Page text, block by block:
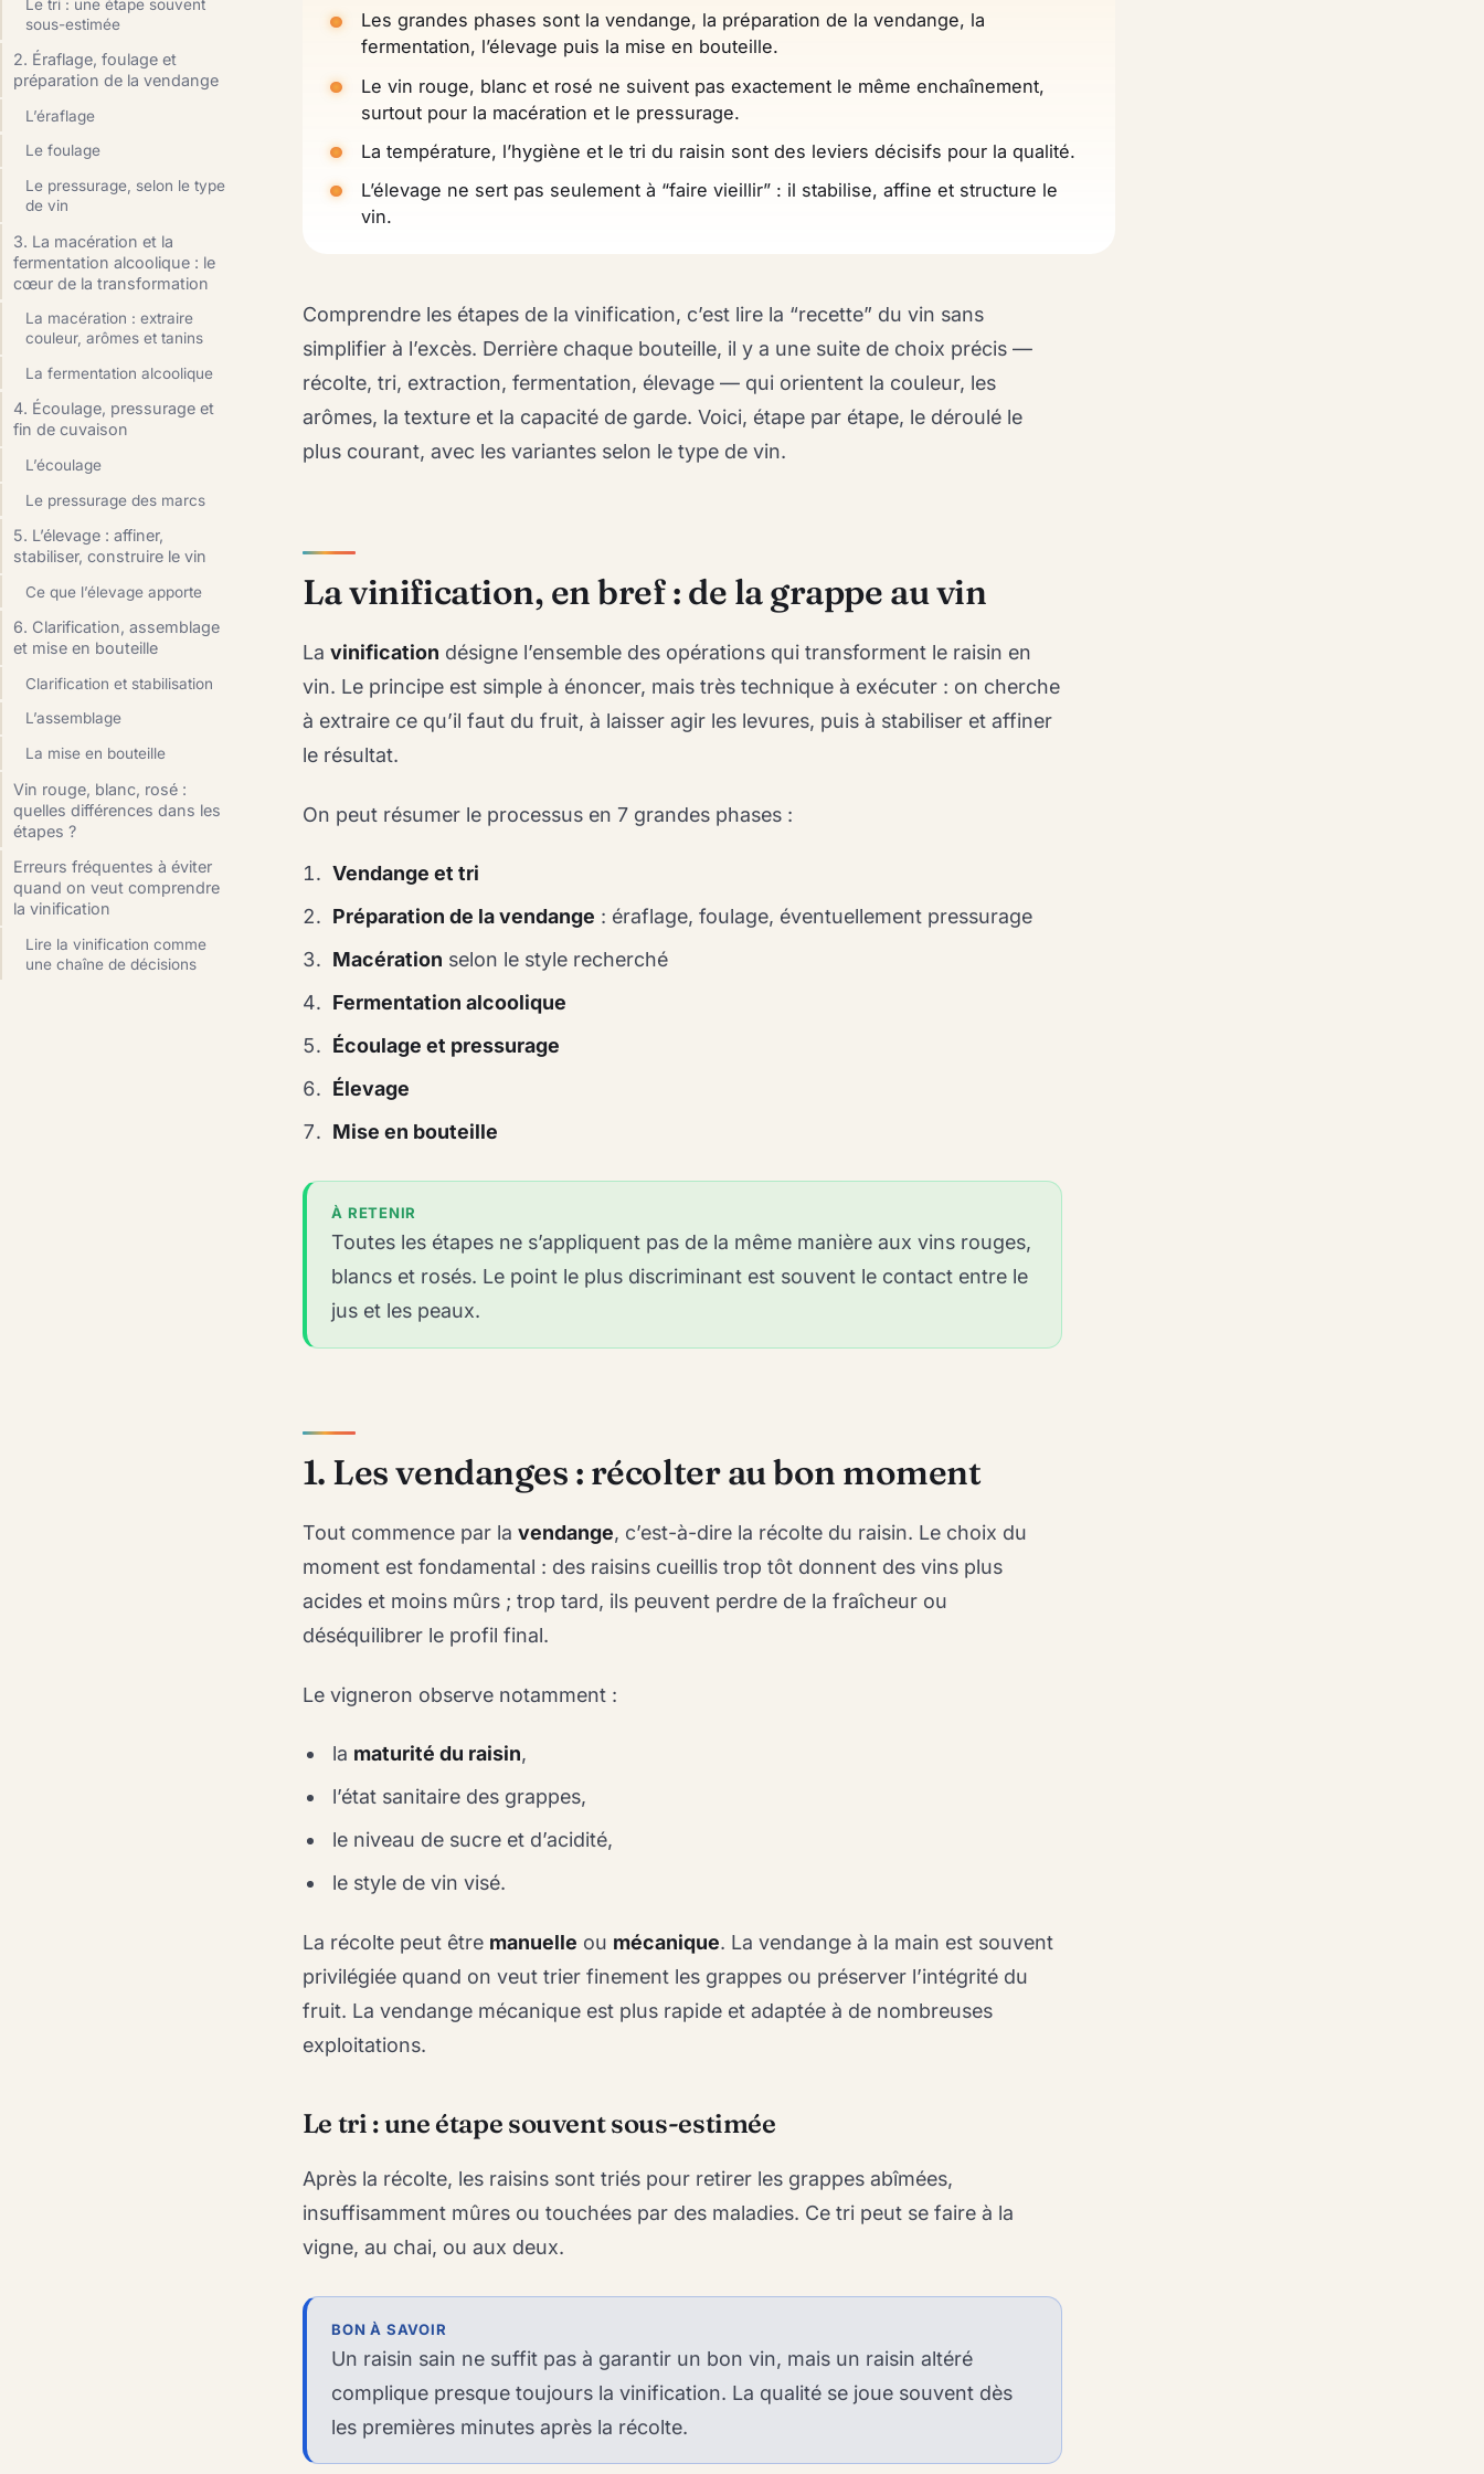
Le tri : une étape souvent
sous-estimée
2. Éraflage, foulage et
préparation de la vendange
L’éraflage
Le foulage
Le pressurage, selon le type
de vin
3. La macération et la
fermentation alcoolique : le
cœur de la transformation
La macération : extraire
couleur, arômes et tanins
La fermentation alcoolique
4. Écoulage, pressurage et
fin de cuvaison
L’écoulage
Le pressurage des marcs
5. L’élevage : affiner,
stabiliser, construire le vin
Ce que l’élevage apporte
6. Clarification, assemblage
et mise en bouteille
Clarification et stabilisation
L’assemblage
La mise en bouteille
Vin rouge, blanc, rosé :
quelles différences dans les
étapes ?
Erreurs fréquentes à éviter
quand on veut comprendre
la vinification
Lire la vinification comme
une chaîne de décisions
Les grandes phases sont la vendange, la préparation de la vendange, la
fermentation, l’élevage puis la mise en bouteille.
Le vin rouge, blanc et rosé ne suivent pas exactement le même enchaînement,
surtout pour la macération et le pressurage.
La température, l’hygiène et le tri du raisin sont des leviers décisifs pour la qualité.
L’élevage ne sert pas seulement à “faire vieillir” : il stabilise, affine et structure le
vin.
Comprendre les étapes de la vinification, c’est lire la “recette” du vin sans
simplifier à l’excès. Derrière chaque bouteille, il y a une suite de choix précis —
récolte, tri, extraction, fermentation, élevage — qui orientent la couleur, les
arômes, la texture et la capacité de garde. Voici, étape par étape, le déroulé le
plus courant, avec les variantes selon le type de vin.
La vinification, en bref : de la grappe au vin
La vinification désigne l’ensemble des opérations qui transforment le raisin en
vin. Le principe est simple à énoncer, mais très technique à exécuter : on cherche
à extraire ce qu’il faut du fruit, à laisser agir les levures, puis à stabiliser et affiner
le résultat.
On peut résumer le processus en 7 grandes phases :
Vendange et tri
Préparation de la vendange : éraflage, foulage, éventuellement pressurage
Macération selon le style recherché
Fermentation alcoolique
Écoulage et pressurage
Élevage
Mise en bouteille
À RETENIR
Toutes les étapes ne s’appliquent pas de la même manière aux vins rouges,
blancs et rosés. Le point le plus discriminant est souvent le contact entre le
jus et les peaux.
1. Les vendanges : récolter au bon moment
Tout commence par la vendange, c’est-à-dire la récolte du raisin. Le choix du
moment est fondamental : des raisins cueillis trop tôt donnent des vins plus
acides et moins mûrs ; trop tard, ils peuvent perdre de la fraîcheur ou
déséquilibrer le profil final.
Le vigneron observe notamment :
la maturité du raisin,
l’état sanitaire des grappes,
le niveau de sucre et d’acidité,
le style de vin visé.
La récolte peut être manuelle ou mécanique. La vendange à la main est souvent
privilégiée quand on veut trier finement les grappes ou préserver l’intégrité du
fruit. La vendange mécanique est plus rapide et adaptée à de nombreuses
exploitations.
Le tri : une étape souvent sous-estimée
Après la récolte, les raisins sont triés pour retirer les grappes abîmées,
insuffisamment mûres ou touchées par des maladies. Ce tri peut se faire à la
vigne, au chai, ou aux deux.
BON À SAVOIR
Un raisin sain ne suffit pas à garantir un bon vin, mais un raisin altéré
complique presque toujours la vinification. La qualité se joue souvent dès
les premières minutes après la récolte.